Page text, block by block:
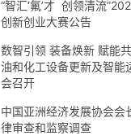
“智汇‘氟’才 创领清流
创新创业大赛公告
数智引领 装备焕新 赋
油和化工设备更新及智能
会召开
中国亚洲经济发展协会会
律审查和监察调查